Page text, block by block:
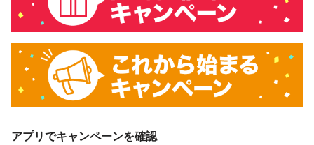
アプリでキャンペーンを確認